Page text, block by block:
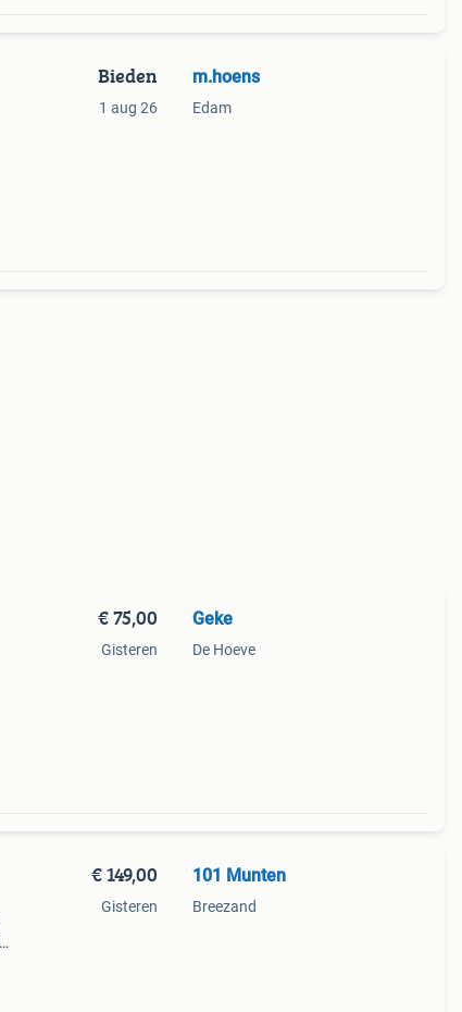
Bieden
1 aug 26
m.hoens
Edam
€ 75,00
Gisteren
Geke
De Hoeve
€ 149,00
Gisteren
101 Munten
Breezand